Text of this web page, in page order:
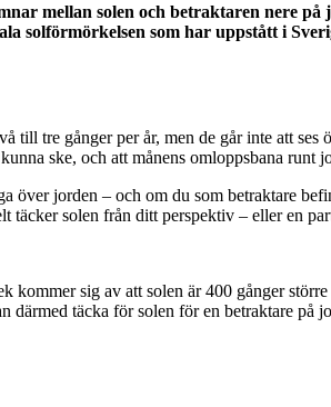
mellan solen och betraktaren nere
solförmörkelsen som har uppstått i
tre gånger per år, men de går inte att
ske, och att månens omloppsbana
över jorden – och om du som betraktare
solen från ditt perspektiv – eller en
sig av att solen är 400 gånger
därmed täcka för solen för en betraktare